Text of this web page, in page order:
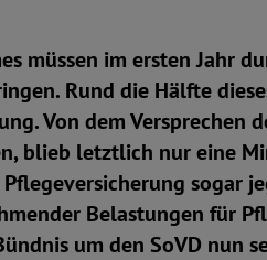
müssen im ersten Jahr
Rund die Hälfte
Von dem Versprechen
blieb letztlich nur eine
sogar
Belastungen für
um den SoVD nun